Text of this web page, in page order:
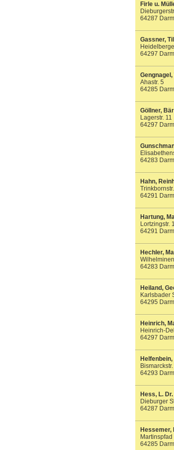
Firle u.
64287
Gassner, Till
64297
Ahastr. 5
64285
Göllner,
Lagerstr. 11
64297
64283
Hahn,
64291
Hartung,
Lortzingstr.
64291
Hechler,
64283
Heiland,
Karlsbader
64295
Heinrich,
Heinrich-
64297
64293
Hess, L.
Dieburger
64287
Hessemer,
Martinspfad
64285